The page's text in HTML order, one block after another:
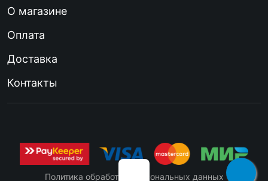
О магазине
Оплата
Доставка
Контакты
Политика обработки персональных данных